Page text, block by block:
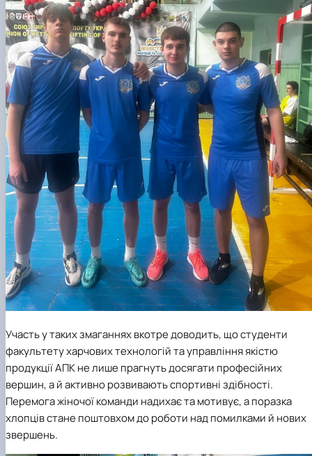
Участь у таких змаганнях вкотре доводить, що студенти
факультету харчових технологій та управління якістю
продукції АПК не лише прагнуть досягати професійних
вершин, а й активно розвивають спортивні здібності.
Перемога жіночої команди надихає та мотивує, а поразка
хлопців стане поштовхом до роботи над помилками й нових
звершень.